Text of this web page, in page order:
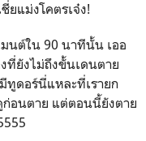
ยแม่งโคตรเจ๋ง!
นต์ใน 90 นาทีนั้น เออ
ที่ยังไม่ถึงขั้นเดนตาย
ทูดอร์นี่แหละที่เรายก
อนตาย แต่ตอนนี้ยังตาย